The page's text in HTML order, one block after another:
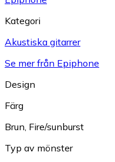
Kategori
Akustiska gitarrer
Se mer från Epiphone
Design
Färg
Brun Fire/sunburst
Typ av mönster